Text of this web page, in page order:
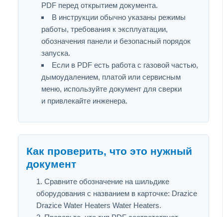
PDF перед открытием документа.
В инструкции обычно указаны режимы
работы, требования к эксплуатации,
обозначения панели и безопасный порядок
запуска.
Если в PDF есть работа с газовой частью,
дымоудалением, платой или сервисным
меню, используйте документ для сверки
и привлекайте инженера.
Как проверить, что это нужный
документ
Сравните обозначение на шильдике
оборудования с названием в карточке: Drazice
Drazice Water Heaters Water Heaters.